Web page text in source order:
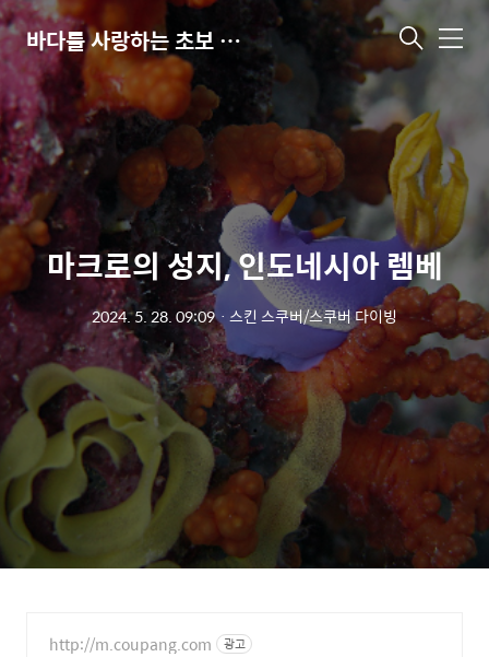
바다를 사랑하는 초보 다이버 메
마크로의 성지, 인도네시아 렘베
2024. 5. 28. 09:09ㆍ 스킨 스쿠버/스쿠버 다이빙
http://m.coupang.com 광고